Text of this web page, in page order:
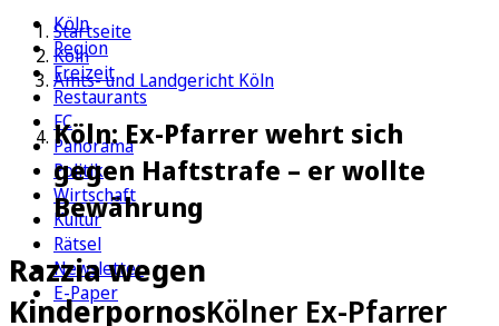
Köln
Region
Freizeit
Restaurants
FC
Panorama
Politik
Wirtschaft
Kultur
Rätsel
Newsletter
E-Paper
Startseite
Köln
Amts- und Landgericht Köln
Köln: Ex-Pfarrer wehrt sich
gegen Haftstrafe – er wollte
Bewährung
Razzia wegen
KinderpornosKölner Ex-Pfarrer